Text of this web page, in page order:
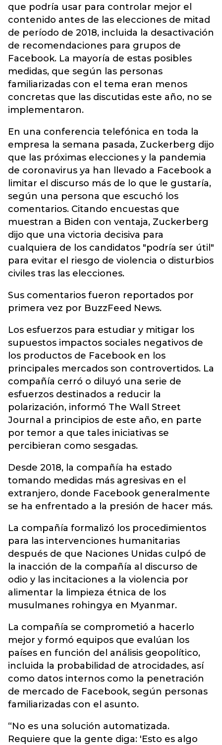
que podría usar para controlar mejor el
contenido antes de las elecciones de mitad
de período de 2018, incluida la desactivación
de recomendaciones para grupos de
Facebook. La mayoría de estas posibles
medidas, que según las personas
familiarizadas con el tema eran menos
concretas que las discutidas este año, no se
implementaron.
En una conferencia telefónica en toda la
empresa la semana pasada, Zuckerberg dijo
que las próximas elecciones y la pandemia
de coronavirus ya han llevado a Facebook a
limitar el discurso más de lo que le gustaría,
según una persona que escuchó los
comentarios. Citando encuestas que
muestran a Biden con ventaja, Zuckerberg
dijo que una victoria decisiva para
cualquiera de los candidatos "podría ser útil"
para evitar el riesgo de violencia o disturbios
civiles tras las elecciones.
Sus comentarios fueron reportados por
primera vez por BuzzFeed News.
Los esfuerzos para estudiar y mitigar los
supuestos impactos sociales negativos de
los productos de Facebook en los
principales mercados son controvertidos. La
compañía cerró o diluyó una serie de
esfuerzos destinados a reducir la
polarización, informó The Wall Street
Journal a principios de este año, en parte
por temor a que tales iniciativas se
percibieran como sesgadas.
Desde 2018, la compañía ha estado
tomando medidas más agresivas en el
extranjero, donde Facebook generalmente
se ha enfrentado a la presión de hacer más.
La compañía formalizó los procedimientos
para las intervenciones humanitarias
después de que Naciones Unidas culpó de
la inacción de la compañía al discurso de
odio y las incitaciones a la violencia por
alimentar la limpieza étnica de los
musulmanes rohingya en Myanmar.
La compañía se comprometió a hacerlo
mejor y formó equipos que evalúan los
países en función del análisis geopolítico,
incluida la probabilidad de atrocidades, así
como datos internos como la penetración
de mercado de Facebook, según personas
familiarizadas con el asunto.
“No es una solución automatizada.
Requiere que la gente diga: 'Esto es algo